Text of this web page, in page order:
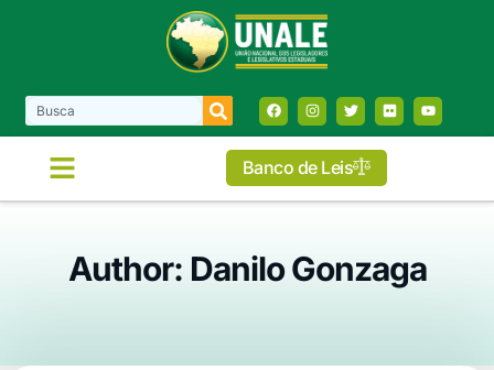
Banco de Leis
Author: Danilo Gonzaga